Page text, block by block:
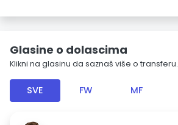
Glasine o dolascima
Klikni na glasinu da saznaš više o transferu.
SVE FW MF